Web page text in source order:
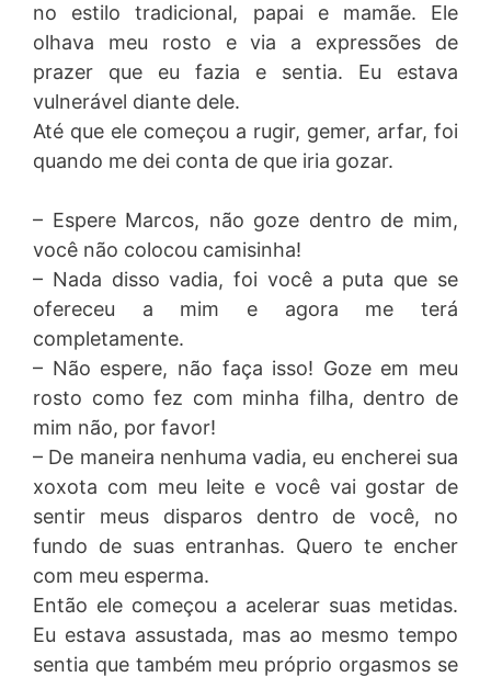
no estilo tradicional, papai e mamãe. Ele
olhava meu rosto e via a expressões de
prazer que eu fazia e sentia. Eu estava
vulnerável diante dele.
Até que ele começou a rugir, gemer, arfar, foi
quando me dei conta de que iria gozar.
– Espere Marcos, não goze dentro de mim,
você não colocou camisinha!
– Nada disso vadia, foi você a puta que se
ofereceu a mim e agora me terá
completamente.
– Não espere, não faça isso! Goze em meu
rosto como fez com minha filha, dentro de
mim não, por favor!
– De maneira nenhuma vadia, eu encherei sua
xoxota com meu leite e você vai gostar de
sentir meus disparos dentro de você, no
fundo de suas entranhas. Quero te encher
com meu esperma.
Então ele começou a acelerar suas metidas.
Eu estava assustada, mas ao mesmo tempo
sentia que também meu próprio orgasmos se